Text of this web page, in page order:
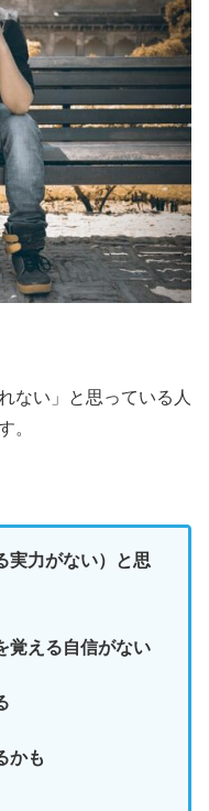
ない」と思っている人
。
実力がない）と思
覚える自信がない
かも